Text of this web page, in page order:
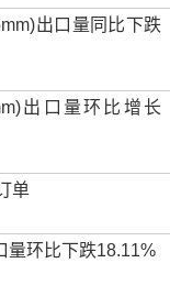
元/吨
0.00% -0.80%
0.00% -1.84%
0.00% -0.67%
出口量同比下跌
出口量环比增长
单
量环比下跌18.11%